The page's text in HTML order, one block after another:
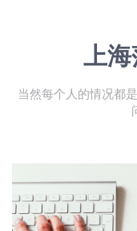
上
当然每个人的情况都